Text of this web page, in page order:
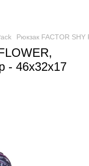
Рюкзак FACTOR SHY
- 46х32х17